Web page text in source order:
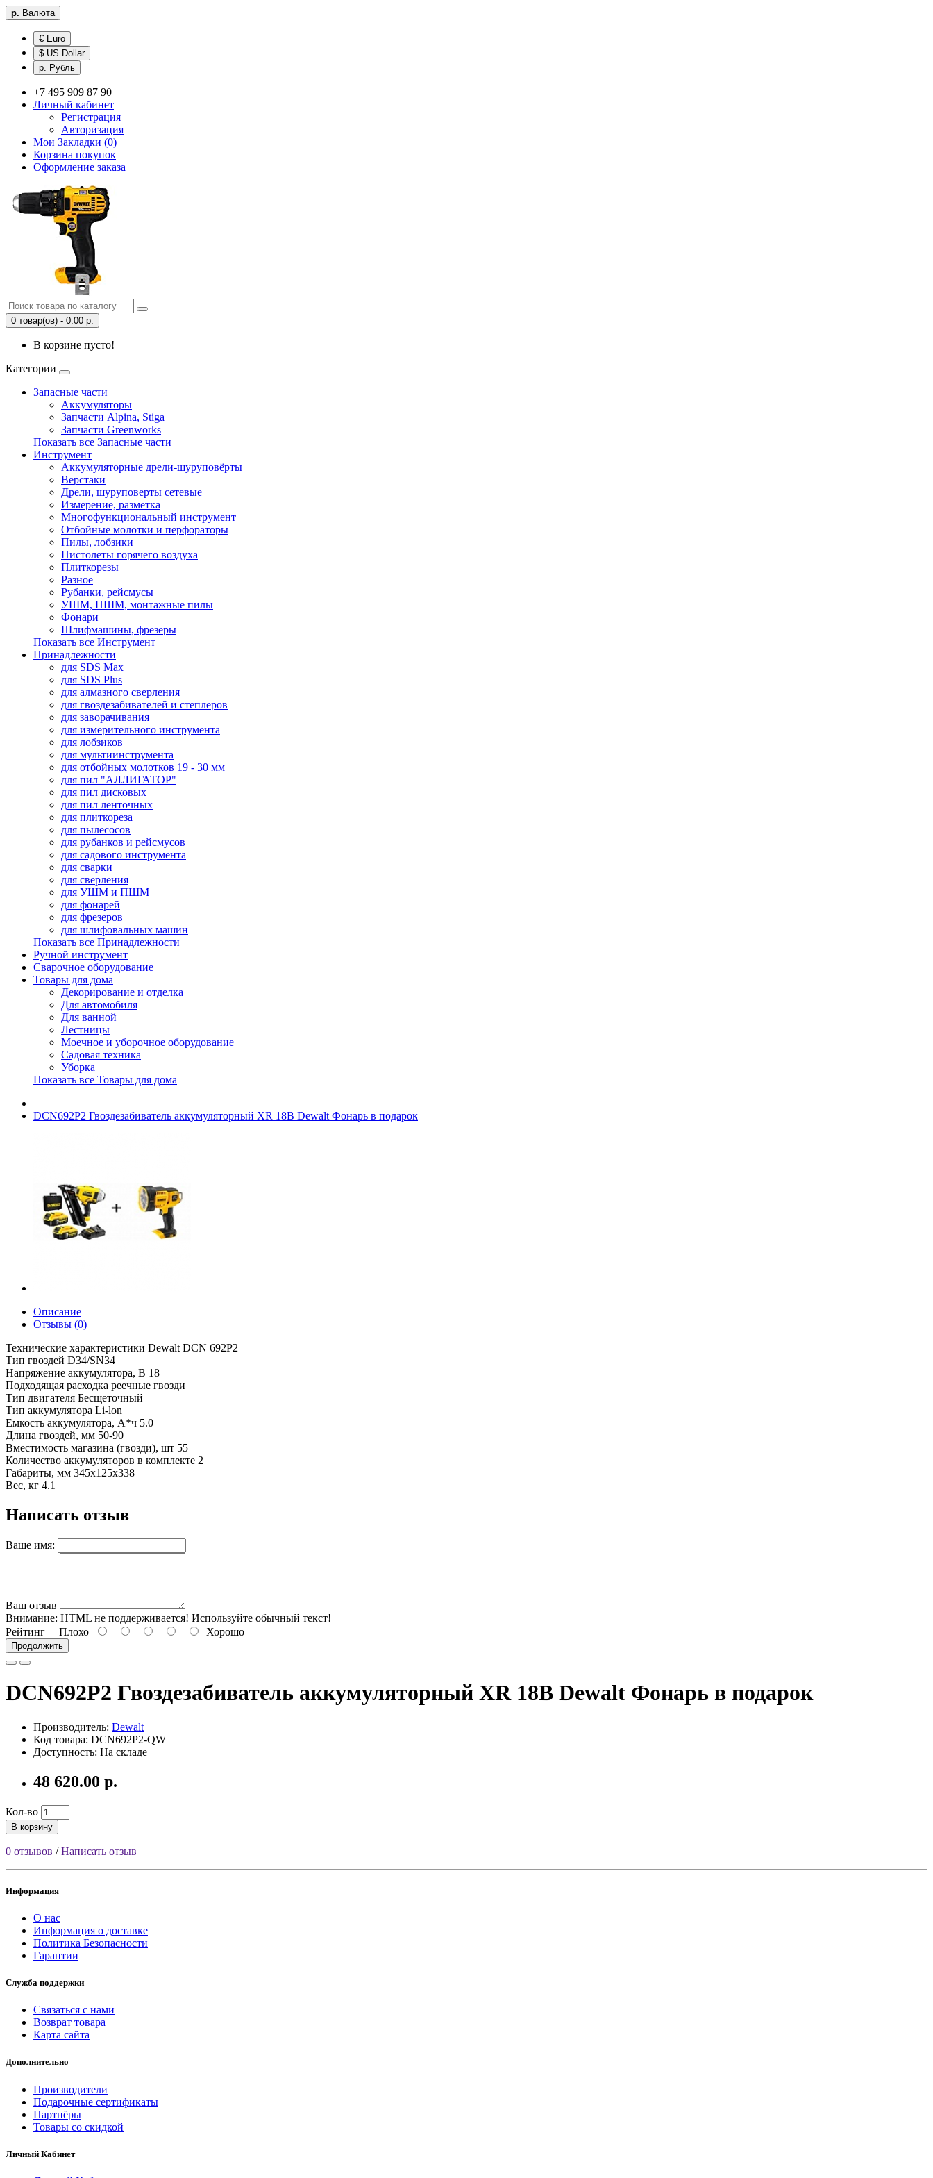
р. Валюта
€ Euro
$ US Dollar
р. Рубль
+7 495 909 87 90
Личный кабинет
Регистрация
Авторизация
Мои Закладки (0)
Корзина покупок
Оформление заказа
0 товар(ов) - 0.00 р.
В корзине пусто!
Категории
Запасные части
Аккумуляторы
Запчасти Alpina, Stiga
Запчасти Greenworks
Показать все Запасные части
Инструмент
Аккумуляторные дрели-шуруповёрты
Верстаки
Дрели, шуруповерты сетевые
Измерение, разметка
Многофункциональный инструмент
Отбойные молотки и перфораторы
Пилы, лобзики
Пистолеты горячего воздуха
Плиткорезы
Разное
Рубанки, рейсмусы
УШМ, ПШМ, монтажные пилы
Фонари
Шлифмашины, фрезеры
Показать все Инструмент
Принадлежности
для SDS Max
для SDS Plus
для алмазного сверления
для гвоздезабивателей и степлеров
для заворачивания
для измерительного инструмента
для лобзиков
для мультиинструмента
для отбойных молотков 19 - 30 мм
для пил "АЛЛИГАТОР"
для пил дисковых
для пил ленточных
для плиткореза
для пылесосов
для рубанков и рейсмусов
для садового инструмента
для сварки
для сверления
для УШМ и ПШМ
для фонарей
для фрезеров
для шлифовальных машин
Показать все Принадлежности
Ручной инструмент
Сварочное оборудование
Товары для дома
Декорирование и отделка
Для автомобиля
Для ванной
Лестницы
Моечное и уборочное оборудование
Садовая техника
Уборка
Показать все Товары для дома
DCN692P2 Гвоздезабиватель аккумуляторный XR 18В Dewalt Фонарь в подарок
Описание
Отзывы (0)
Технические характеристики Dewalt DCN 692P2
Тип гвоздей D34/SN34
Напряжение аккумулятора, В 18
Подходящая расходка реечные гвозди
Тип двигателя Бесщеточный
Тип аккумулятора Li-lon
Емкость аккумулятора, А*ч 5.0
Длина гвоздей, мм 50-90
Вместимость магазина (гвозди), шт 55
Количество аккумуляторов в комплекте 2
Габариты, мм 345х125х338
Вес, кг 4.1
Написать отзыв
Ваше имя:
Ваш отзыв
Внимание: HTML не поддерживается! Используйте обычный текст!
Рейтинг Плохо Хорошо
Продолжить
DCN692P2 Гвоздезабиватель аккумуляторный XR 18В Dewalt Фонарь в подарок
Производитель: Dewalt
Код товара: DCN692P2-QW
Доступность: На складе
48 620.00 р.
Кол-во
В корзину
0 отзывов /Написать отзыв
Информация
О нас
Информация о доставке
Политика Безопасности
Гарантии
Служба поддержки
Связаться с нами
Возврат товара
Карта сайта
Дополнительно
Производители
Подарочные сертификаты
Партнёры
Товары со скидкой
Личный Кабинет